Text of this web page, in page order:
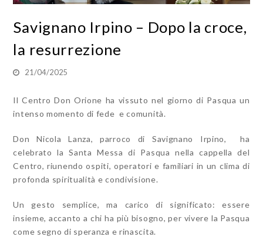
Savignano Irpino – Dopo la croce,
la resurrezione
21/04/2025
Il Centro Don Orione ha vissuto nel giorno di Pasqua un
intenso momento di fede e comunità.
Don Nicola Lanza, parroco di Savignano Irpino, ha
celebrato la Santa Messa di Pasqua nella cappella del
Centro, riunendo ospiti, operatori e familiari in un clima di
profonda spiritualità e condivisione.
Un gesto semplice, ma carico di significato: essere
insieme, accanto a chi ha più bisogno, per vivere la Pasqua
come segno di speranza e rinascita.